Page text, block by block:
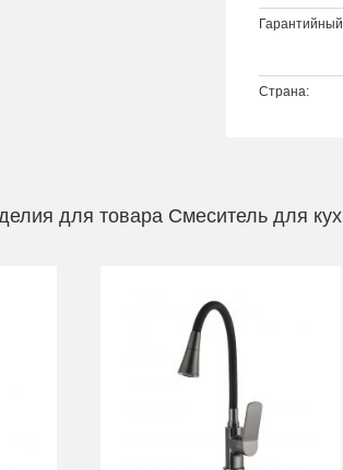
Страна:
для товара Смеситель для